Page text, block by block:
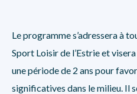
Le programme s’adressera à
Sport Loisir de l’Estrie et
une période de 2 ans pour
significatives dans le milieu. Il